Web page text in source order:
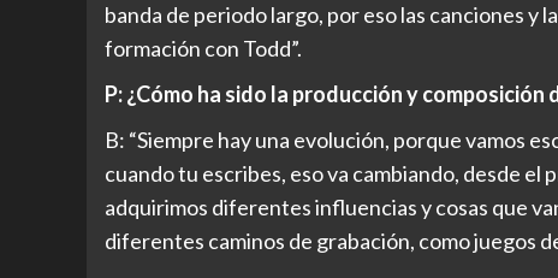
banda de periodo largo, por eso las canciones y
formación con Todd”.
P: ¿Cómo ha sido la producción y
B: “Siempre hay una evolución, porque vamos
cuando tu escribes, eso va cambiando, desde el
adquirimos diferentes influencias y cosas que
diferentes caminos de grabación, como juegos